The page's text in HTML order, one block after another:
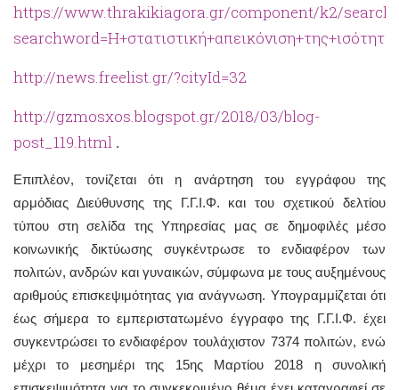
https://www.thrakikiagora.gr/component/k2/search?
http://news.freelist.gr/?cityId=32
http://gzmosxos.blogspot.gr/2018/03/blog-
post_119.html .
Επιπλέον, τονίζεται ότι η ανάρτηση του εγγράφου της
αρμόδιας Διεύθυνσης της Γ.Γ.Ι.Φ. και του σχετικού δελτίου
τύπου στη σελίδα της Υπηρεσίας μας σε δημοφιλές μέσο
κοινωνικής δικτύωσης συγκέντρωσε το ενδιαφέρον των
πολιτών, ανδρών και γυναικών, σύμφωνα με τους αυξημένους
αριθμούς επισκεψιμότητας για ανάγνωση. Υπογραμμίζεται ότι
έως σήμερα το εμπεριστατωμένο έγγραφο της Γ.Γ.Ι.Φ. έχει
συγκεντρώσει το ενδιαφέρον τουλάχιστον 7374 πολιτών, ενώ
μέχρι το μεσημέρι της 15ης Μαρτίου 2018 η συνολική